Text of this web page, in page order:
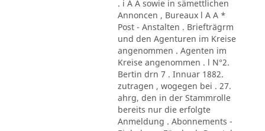
. i A A sowie in sämettlichen
Annoncen , Bureaux l A A *
Post - Anstalten . Briefträgrm
und den Agenturen im Kreise
angenommen . Agenten im
Kreise angenommen . l N°2.
Bertin drn 7 . Innuar 1882.
zutragen , wogegen bei . 27.
ahrg, den in der Stammrolle
bereits nur die erfolgte
Anmeldung . Abonnements -